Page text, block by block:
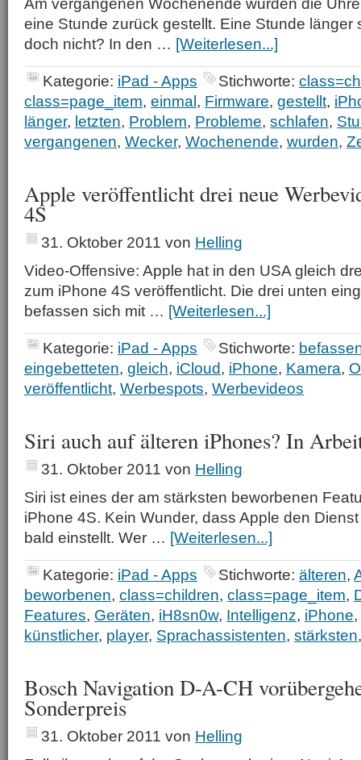
eine Stunde zurück gestellt. Eine Stunde länger
doch nicht? In den … [Weiterlesen...]
Kategorie: iPad - Apps Stichworte:
class=page_item, einmal, Firmware, gestellt,
länger, letzten, Problem, Probleme, schlafen,
vergangenen, Wecker, Wochenende, wurden,
Apple veröffentlicht drei neue
4S
31. Oktober 2011 von Helling
Video-Offensive: Apple hat in den USA gleich
zum iPhone 4S veröffentlicht. Die drei unten
befassen sich mit … [Weiterlesen...]
Kategorie: iPad - Apps Stichworte:
eingebetteten, gleich, iCloud, iPhone, Kamera,
veröffentlicht, Werbespots, Werbevideos
Siri auch auf älteren iPhones? In
31. Oktober 2011 von Helling
Siri ist eines der am stärksten beworbenen
iPhone 4S. Kein Wunder, dass Apple den
bald einstellt. Wer … [Weiterlesen...]
Kategorie: iPad - Apps Stichworte: älteren,
beworbenen, class=children, class=page_item,
Features, Geräten, iH8sn0w, Intelligenz, iPhone,
künstlicher, player, Sprachassistenten, stärksten
Bosch Navigation D-A-CH
Sonderpreis
31. Oktober 2011 von Helling